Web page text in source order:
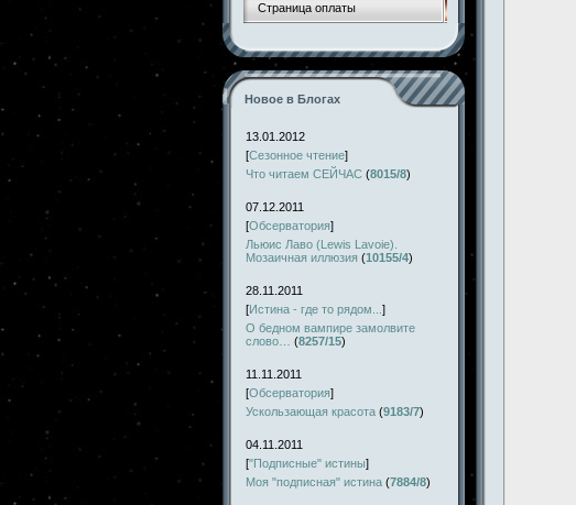
Страница оплаты
Новое в Блогах
13.01.2012
[Сезонное чтение]
Что читаем СЕЙЧАС (8015/8)
07.12.2011
[Обсерватория]
Льюис Лаво (Lewis Lavoie).
Мозаичная иллюзия (10155/4)
28.11.2011
[Истина - где то рядом... ]
О бедном вампире замолвите
слово…
(8257/15)
11.11.2011
[Обсерватория]
Ускользающая красота (9183/7)
04.11.2011
["Подписные" истины]
Моя "подписная" истина (7884/8)